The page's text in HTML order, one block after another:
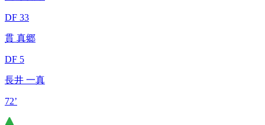
DF 33
貫 真郷
DF 5
長井 一真
72’